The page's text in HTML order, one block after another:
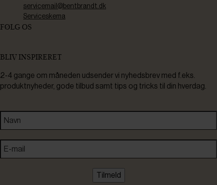
servicemail@bentbrandt.dk
Serviceskema
FØLG OS
BLIV INSPIRERET
2-4 gange om måneden udsender vi nyhedsbrev med f.eks.
produktnyheder, gode tilbud samt tips og tricks til din hverdag.
Tilmeld